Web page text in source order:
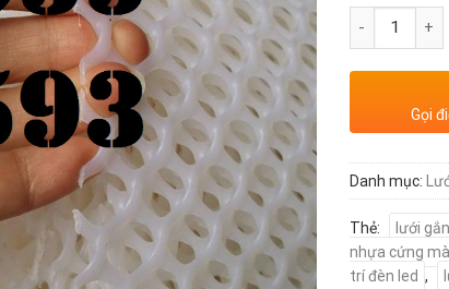
Số lượng
Gọi
Danh mục:
Thẻ: lưới
nhựa cứng
trí đèn led ,